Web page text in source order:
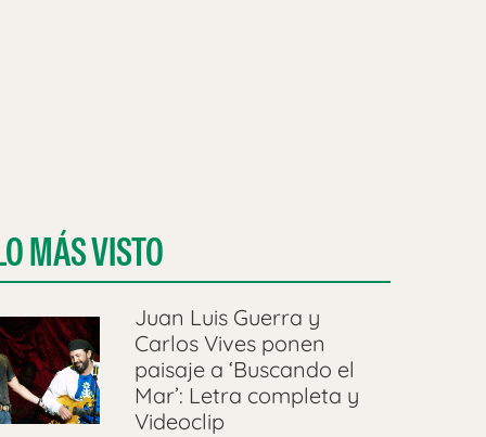
MÁS VISTO
Juan Luis Guerra y
Carlos Vives ponen
paisaje a ‘Buscando el
Mar’: Letra completa y
Videoclip